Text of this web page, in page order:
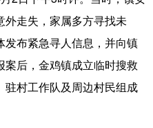
体育 文化
访谈 视频
金融 汽车
信息化 乡村振兴
走失，家属多方寻找未
布紧急寻人信息，并向镇
后，金鸡镇成立临时搜救
村工作队及周边村民组成